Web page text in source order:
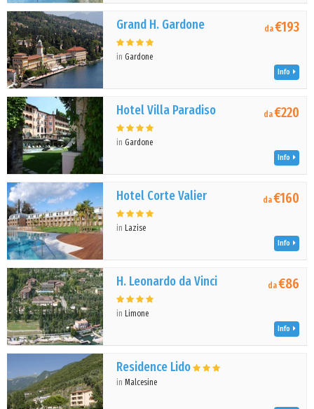
Grand H. Gardone
inGardone
da€193
Info
Hotel Villa Paradiso
inGardone
da€220
Info
Hotel Corte Valier
in Lazise
da€160
Info
H. Leonardo da Vinci
in Limone
da€86
Info
Residence Lido
in Malcesine